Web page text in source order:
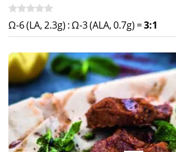
Ω-6 (LA, 2.3g) :Ω-3 (ALA, 0.7g) =3:1